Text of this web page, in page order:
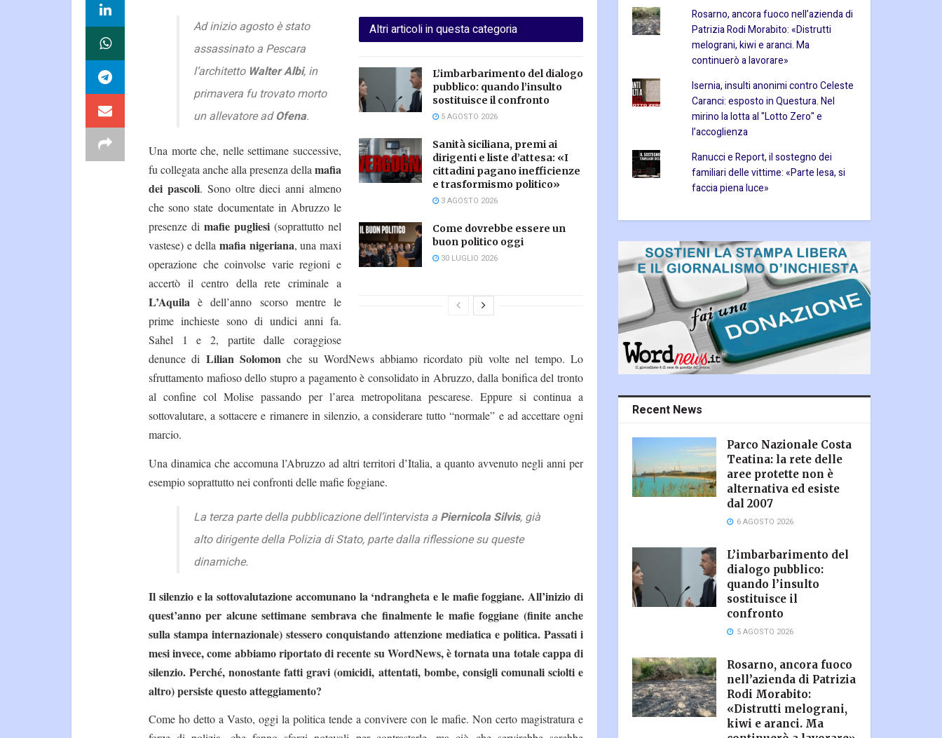
Altri articoli in questa categoria
L’imbarbarimento del dialogo
pubblico: quando l’insulto
sostituisce il confronto
5 AGOSTO 2026
Sanità siciliana, premi ai
dirigenti e liste d’attesa: «I
cittadini pagano inefficienze
e trasformismo politico»
3 AGOSTO 2026
Come dovrebbe essere un
buon politico oggi
30 LUGLIO 2026
Ad inizio agosto è stato
assassinato a Pescara
l’architetto Walter Albi, in
primavera fu trovato morto
un allevatore adOfena.
Una morte che, nelle settimane successive,
fu collegata anche alla presenza dellamafia
dei pascoli. Sono oltre dieci anni almeno
che sono state documentate in Abruzzo le
presenze di mafie pugliesi (soprattutto nel
vastese) e della mafia nigeriana, una maxi
operazione che coinvolse varie regioni e
accertò il centro della rete criminale a
L’Aquila è dell’anno scorso mentre le
prime inchieste sono di undici anni fa.
Sahel 1 e 2, partite dalle coraggiose
denunce di Lilian Solomonche su WordNews abbiamo ricordato più volte nel tempo. Lo
sfruttamento mafioso dello stupro a pagamento è consolidato in Abruzzo, dalla bonifica del tronto
al confine col Molise passando per l’area metropolitana pescarese. Eppure si continua a
sottovalutare, a sottacere e rimanere in silenzio, a considerare tutto “normale” e ad accettare ogni
marcio.
Una dinamica che accomuna l’Abruzzo ad altri territori d’Italia, a quanto avvenuto negli anni per
esempio soprattutto nei confronti delle mafie foggiane.
La terza parte della pubblicazione dell’intervista a Piernicola Silvis, già
alto dirigente della Polizia di Stato, parte dalla riflessione su queste
dinamiche.
Il silenzio e la sottovalutazione accomunano la ‘ndrangheta e le mafie foggiane. All’inizio di
quest’anno per alcune settimane sembrava che finalmente le mafie foggiane (finite anche
sulla stampa internazionale) stessero conquistando attenzione mediatica e politica. Passati i
mesi invece, come abbiamo riportato di recente su WordNews, è tornata una totale cappa di
silenzio. Perché, nonostante fatti gravi (omicidi, attentati, bombe, consigli comunali sciolti e
altro) persiste questo atteggiamento?
Come ho detto a Vasto, oggi la politica tende a convivere con le mafie. Non certo magistratura e
Rosarno, ancora fuoco nell’azienda di
Patrizia Rodi Morabito: «Distrutti
melograni, kiwi e aranci. Ma
continuerò a lavorare»
Isernia, insulti anonimi contro Celeste
Caranci: esposto in Questura. Nel
mirino la lotta al "Lotto Zero" e
l’accoglienza
Ranucci e Report, il sostegno dei
familiari delle vittime: «Parte lesa, si
faccia piena luce»
Recent News
Parco Nazionale Costa
Teatina: la rete delle
aree protette non è
alternativa ed esiste
dal 2007
6 AGOSTO 2026
L’imbarbarimento del
dialogo pubblico:
quando l’insulto
sostituisce il
confronto
5 AGOSTO 2026
Rosarno, ancora fuoco
nell’azienda di Patrizia
Rodi Morabito:
«Distrutti melograni,
kiwi e aranci. Ma